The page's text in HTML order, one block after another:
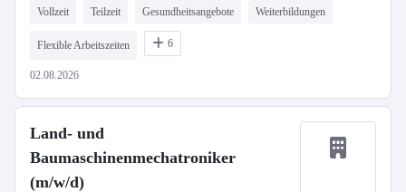
Vollzeit Teilzeit Gesundheitsangebote Weiterbildungen
Flexible Arbeitszeiten 6
02.08.2026
Land- und
Baumaschinenmechatroniker
(m/w/d)